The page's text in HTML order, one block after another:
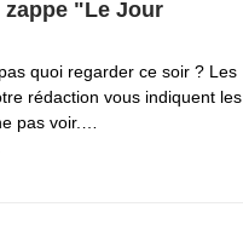
"Le Jour
quoi regarder ce soir ? Les
rédaction vous indiquent les
pas voir.…